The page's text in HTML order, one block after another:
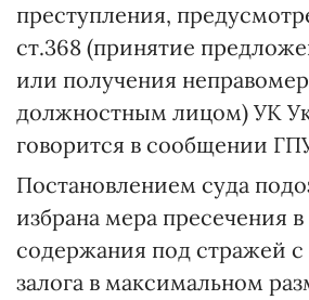
преступления,
ст.368 (принятие
или получения
должностным лицом) УК
говорится в сообщении
Постановлением суда
избрана мера пресечения в
содержания под стражей
залога в максимальном